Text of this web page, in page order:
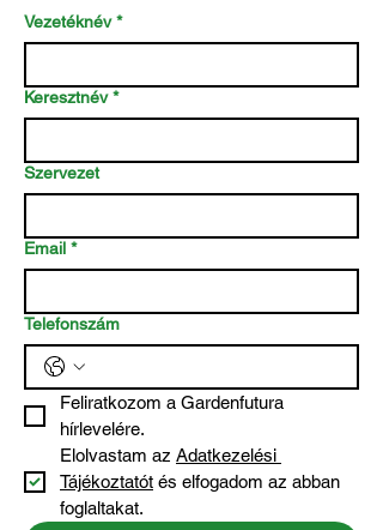
Vezetéknév *
Keresztnév *
Szervezet
Email *
Telefonszám
Feliratkozom a Gardenfutura
hírlevelére.
Elolvastam az Adatkezelési
Tájékoztatót és elfogadom az abban
foglaltakat.